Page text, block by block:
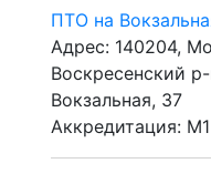
ПТО на
Адрес: 140204,
Воскресенский
Вокзальная, 37
Аккредитация: M1